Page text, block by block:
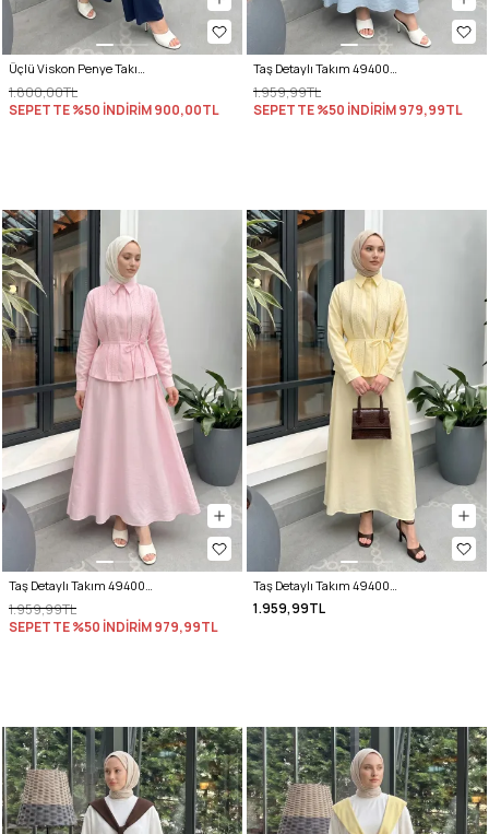
1.800,00TL
SEPETTE %50 İNDİRİM900,00TL
1.959,99TL
SEPETTE %50 İNDİRİM979,99TL
1.959,99TL
SEPETTE %50 İNDİRİM979,99TL
1.959,99TL